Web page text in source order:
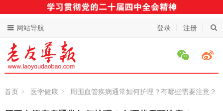
登录 注册
网站导航
首页 医学健康 周围血管疾病通常如何护理？有哪些需要注意？